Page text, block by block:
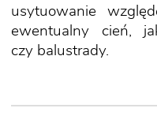
usytuowanie
ewentualny cień,
czy balustrady.